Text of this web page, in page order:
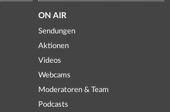
ON AIR
Sendungen
Aktionen
Videos
Webcams
Moderatoren & Team
Podcasts